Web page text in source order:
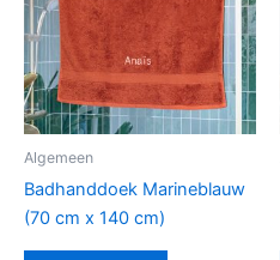
Algemeen
Badhanddoek Marineblauw
(70 cm x 140 cm)